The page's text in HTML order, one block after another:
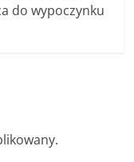
do wypoczynku